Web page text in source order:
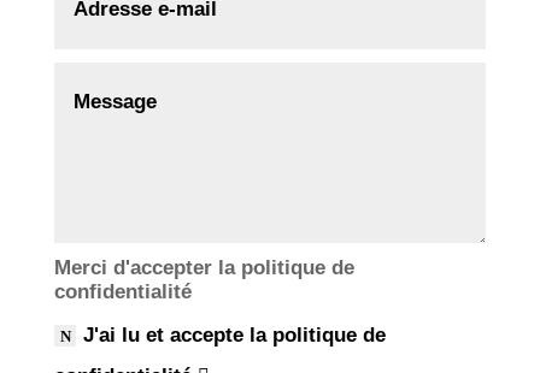
Merci d'accepter la politique de
confidentialité
J'ai lu et accepte la politique de